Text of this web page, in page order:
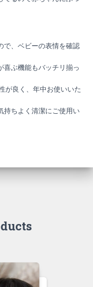
で、ベビーの表情を確認
喜ぶ機能もバッチリ揃っ
が良く、年中お使いいた
持ちよく清潔にご使用い